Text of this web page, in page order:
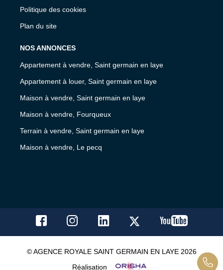
Politique des cookies
Plan du site
NOS ANNONCES
Appartement à vendre, Saint germain en laye
Appartement à louer, Saint germain en laye
Maison à vendre, Saint germain en laye
Maison à vendre, Fourqueux
Terrain à vendre, Saint germain en laye
Maison à vendre, Le pecq
© AGENCE ROYALE SAINT GERMAIN EN LAYE 2026
Réalisation